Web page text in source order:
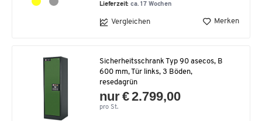
Lieferzeit:ca. 17 Wochen
Vergleichen Merken
Sicherheitsschrank Typ 90 asecos, B
600 mm, Tür links, 3 Böden,
resedagrün
nur € 2.799,00
pro St.